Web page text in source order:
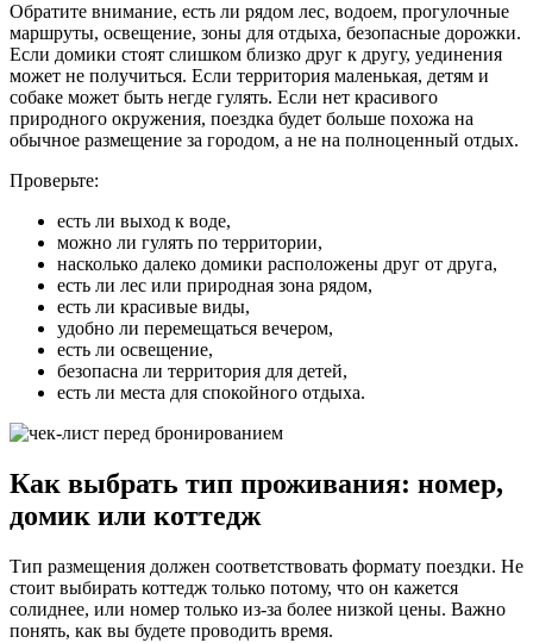
Обратите внимание, есть ли рядом лес, водоем, прогулочные
маршруты, освещение, зоны для отдыха, безопасные дорожки.
Если домики стоят слишком близко друг к другу, уединения
может не получиться. Если территория маленькая, детям и
собаке может быть негде гулять. Если нет красивого
природного окружения, поездка будет больше похожа на
обычное размещение за городом, а не на полноценный отдых.
Проверьте:
есть ли выход к воде,
можно ли гулять по территории,
насколько далеко домики расположены друг от друга,
есть ли лес или природная зона рядом,
есть ли красивые виды,
удобно ли перемещаться вечером,
есть ли освещение,
безопасна ли территория для детей,
есть ли места для спокойного отдыха.
Как выбрать тип проживания: номер,
домик или коттедж
Тип размещения должен соответствовать формату поездки. Не
стоит выбирать коттедж только потому, что он кажется
солиднее, или номер только из-за более низкой цены. Важно
понять, как вы будете проводить время.